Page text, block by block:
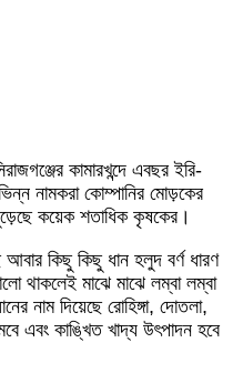
কামারখন্দে এবছর ইরি-
নামকরা কোম্পানির মোড়কের
কয়েক শতাধিক কৃষকের।
কিছু কিছু ধান হলুদ বর্ণ ধারণ
থাকলেই মাঝে মাঝে লম্বা লম্বা
নাম দিয়েছে রোহিঙ্গা, দোতলা,
এবং কাঙ্খিত খাদ্য উৎপাদন হবে